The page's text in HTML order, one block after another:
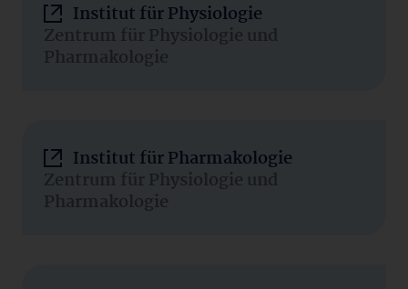
Institut für Physiologie
Zentrum für Physiologie und
Pharmakologie
Institut für Pharmakologie
Zentrum für Physiologie und
Pharmakologie